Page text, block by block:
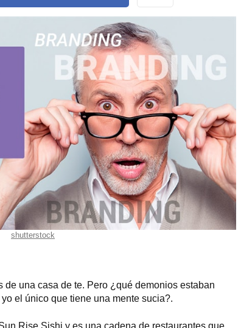
shutterstock
de una casa de te. Pero ¿qué demonios estaban
el único que tiene una mente sucia?.
Rise Sishi y es una cadena de restaurantes que